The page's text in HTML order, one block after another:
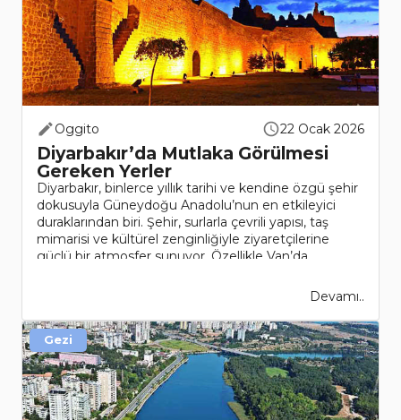
Oggito 22 Ocak 2026
Diyarbakır’da Mutlaka Görülmesi
Gereken Yerler
Diyarbakır, binlerce yıllık tarihi ve kendine özgü şehir
dokusuyla Güneydoğu Anadolu’nun en etkileyici
duraklarından biri. Şehir, surlarla çevrili yapısı, taş
mimarisi ve kültürel zenginliğiyle ziyaretçilerine
güçlü bir atmosfer sunuyor. Özellikle Van’da..
Devamı..
Gezi